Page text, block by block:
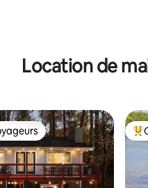
Location de